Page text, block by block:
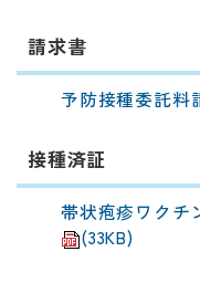
請求書
予防接種委託料
接種済証
帯状疱疹ワクチ
(33KB)